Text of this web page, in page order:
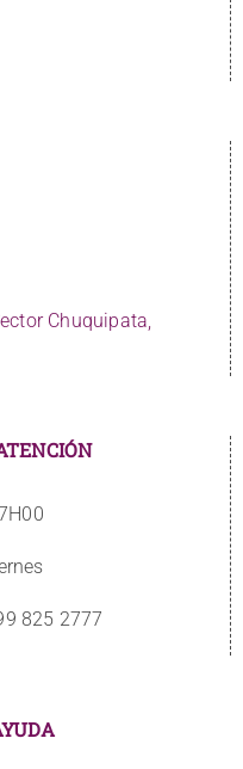
Chuquipata,
825 2777